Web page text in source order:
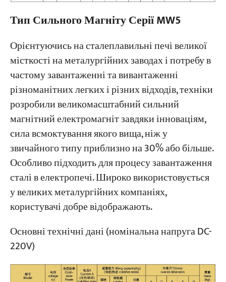
Тип Сильного Магніту Серії MW5
Орієнтуючись на сталеплавильні печі великої
місткості на металургійних заводах і потребу в
частому завантаженні та вивантаженні
різноманітних легких і різних відходів, техніки
розробили великомасштабний сильний
магнітний електромагніт завдяки інноваціям,
сила всмоктування якого вища, ніж у
звичайного типу приблизно на 30% або більше.
Особливо підходить для процесу завантаження
сталі в електропечі. Широко використовується
у великих металургійних компаніях,
користувачі добре відображають.
Основні технічні дані (номінальна напруга DC-
220V)